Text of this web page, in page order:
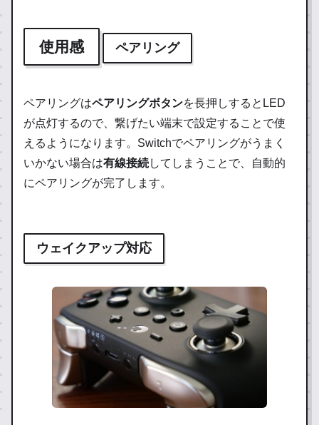
使用感 ペアリング
ペアリングはペアリングボタンを長押しするとLED
が点灯するので、繋げたい端末で設定することで使
えるようになります。Switchでペアリングがうまく
いかない場合は有線接続してしまうことで、自動的
にペアリングが完了します。
ウェイクアップ対応